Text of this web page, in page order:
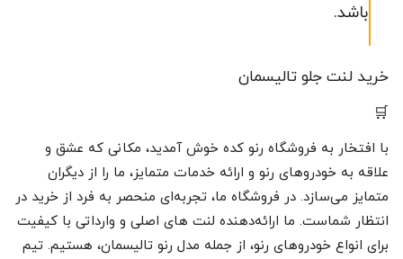
باشد.
خرید لنت جلو تالیسمان
🛒
با افتخار به فروشگاه رنو کده خوش آمدید، مکانی که عشق و
علاقه به خودروهای رنو و ارائه خدمات متمایز، ما را از دیگران
متمایز می‌سازد. در فروشگاه ما، تجربه‌ای منحصر به فرد از خرید در
انتظار شماست. ما ارائه‌دهنده لنت های اصلی و وارداتی با کیفیت
برای انواع خودروهای رنو، از جمله مدل رنو تالیسمان، هستیم. تیم